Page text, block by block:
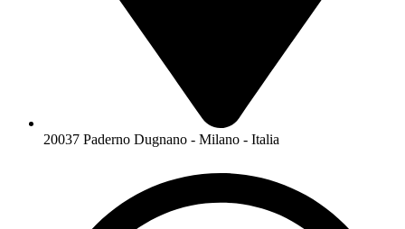
20037 Paderno Dugnano - Milano - Italia